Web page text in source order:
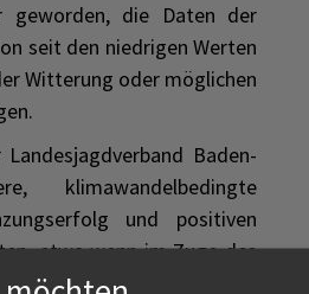
geworden, die Daten der
seit den niedrigen Werten
Witterung oder möglichen
Baden-
klimawandelbedingte
und positiven
etwa wenn im Zuge des
Dürreperioden kann sich